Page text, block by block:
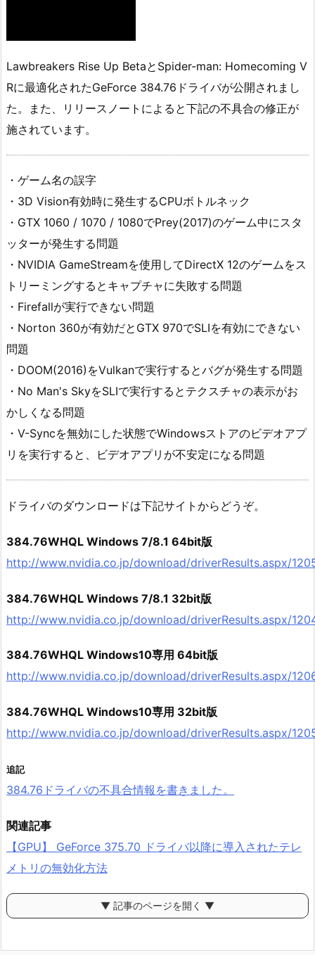
Lawbreakers Rise Up BetaとSpider-man: Homecoming V
Rに最適化されたGeForce 384.76ドライバが公開されまし
た。また、リリースノートによると下記の不具合の修正が
施されています。
・ゲーム名の誤字
・3D Vision有効時に発生するCPUボトルネック
・GTX 1060 / 1070 / 1080でPrey(2017)のゲーム中にスタ
ッターが発生する問題
・NVIDIA GameStreamを使用してDirectX 12のゲームをス
トリーミングするとキャプチャに失敗する問題
・Firefallが実行できない問題
・Norton 360が有効だとGTX 970でSLIを有効にできない
問題
・DOOM(2016)をVulkanで実行するとバグが発生する問題
・No Man's SkyをSLIで実行するとテクスチャの表示がお
かしくなる問題
・V-Syncを無効にした状態でWindowsストアのビデオアプ
リを実行すると、ビデオアプリが不安定になる問題
ドライバのダウンロードは下記サイトからどうぞ。
384.76WHQL Windows 7/8.1 64bit版
http://www.nvidia.co.jp/download/driverResults.aspx/
384.76WHQL Windows 7/8.1 32bit版
http://www.nvidia.co.jp/download/driverResults.aspx/
384.76WHQL Windows10専用 64bit版
http://www.nvidia.co.jp/download/driverResults.aspx/
384.76WHQL Windows10専用 32bit版
http://www.nvidia.co.jp/download/driverResults.aspx/
追記
384.76ドライバの不具合情報を書きました。
関連記事
【GPU】 GeForce 375.70 ドライバ以降に導入されたテレ
メトリの無効化方法
▼ 記事のページを開く ▼